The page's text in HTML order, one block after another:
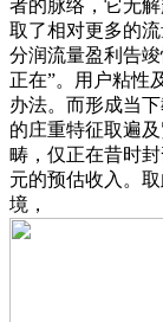
者的脉络，它无
取了相对更多的
分润流量盈利告
正在”。用户粘性
办法。而形成当
的庄重特征取遍
畴，仅正在昔时
元的预估收入。
境，